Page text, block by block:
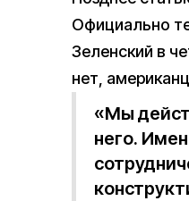
Официально
Зеленский в
нет,
«Мы
него.